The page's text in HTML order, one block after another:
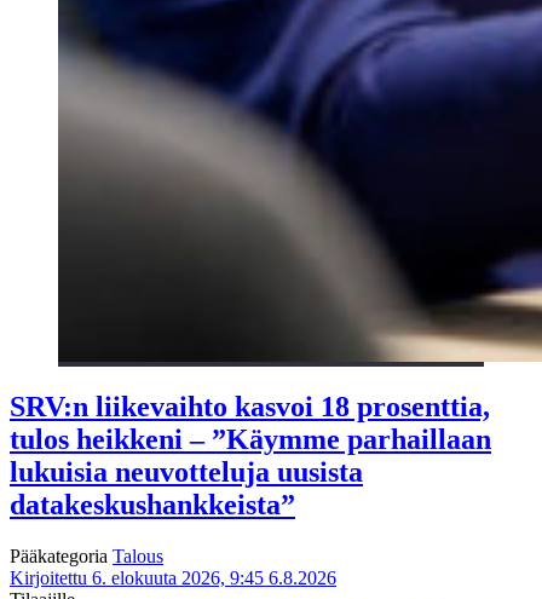
SRV:n liikevaihto kasvoi 18 prosenttia,
tulos heikkeni – ”Käymme parhaillaan
lukuisia neuvotteluja uusista
datakeskushankkeista”
Pääkategoria Talous
Kirjoitettu 6. elokuuta 2026, 9:45 6.8.2026